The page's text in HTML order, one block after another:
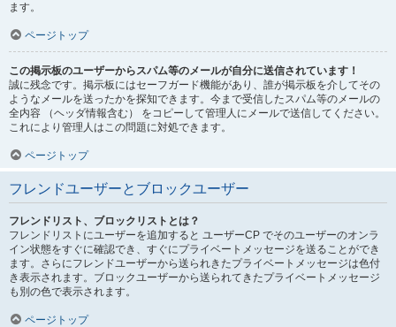
ます。
ページトップ
この掲示板のユーザーからスパム等のメールが自分に送信されています！
誠に残念です。掲示板にはセーフガード機能があり、誰が掲示板を介してその
ようなメールを送ったかを探知できます。今まで受信したスパム等のメールの
全内容 （ヘッダ情報含む） をコピーして管理人にメールで送信してください。
これにより管理人はこの問題に対処できます。
ページトップ
フレンドユーザーとブロックユーザー
フレンドリスト、ブロックリストとは？
フレンドリストにユーザーを追加すると ユーザーCP でそのユーザーのオンラ
イン状態をすぐに確認でき、すぐにプライベートメッセージを送ることができ
ます。さらにフレンドユーザーから送られきたプライベートメッセージは色付
き表示されます。ブロックユーザーから送られてきたプライベートメッセージ
も別の色で表示されます。
ページトップ